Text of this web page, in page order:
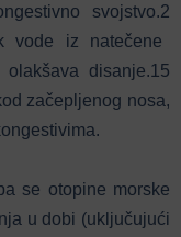
svojstvo.2
vode iz natečene
disanje.15
začepljenog nosa,
se otopine morske
u dobi (uključujući